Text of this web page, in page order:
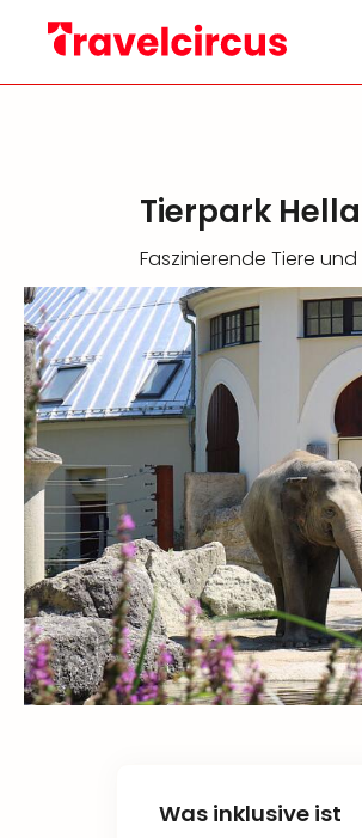
Tierpark
Faszinierende Tiere
Was inklusive ist